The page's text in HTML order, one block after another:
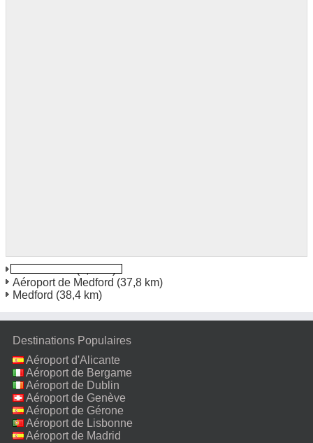
Aéroport de Medford (37,8 km)
Medford (38,4 km)
Destinations Populaires
Aéroport d'Alicante
Aéroport de Bergame
Aéroport de Dublin
Aéroport de Genève
Aéroport de Gérone
Aéroport de Lisbonne
Aéroport de Madrid